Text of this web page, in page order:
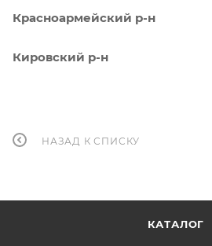
Красноармейский р-н
Кировский р-н
НАЗАД К СПИСКУ
КАТАЛОГ